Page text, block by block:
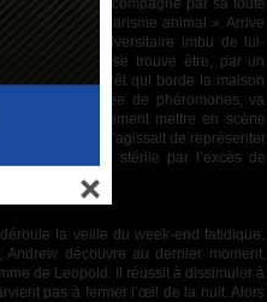
d’Andrew, accompagné par sa toute
au « charisme animal ». Arrive
vieil universitaire imbu de lui-
épouse qui se trouve être, par un
oublier. La forêt qui borde la maison
saturée de phéromones, va
va subrepticement mettre en scène
comme s’il s’agissait de représenter
rendu stérile par l’excès de
Andrew découvre au dernier moment,
de Leopold. Il réussit à dissimuler à
pas à fermer l’œil de la nuit. Alors